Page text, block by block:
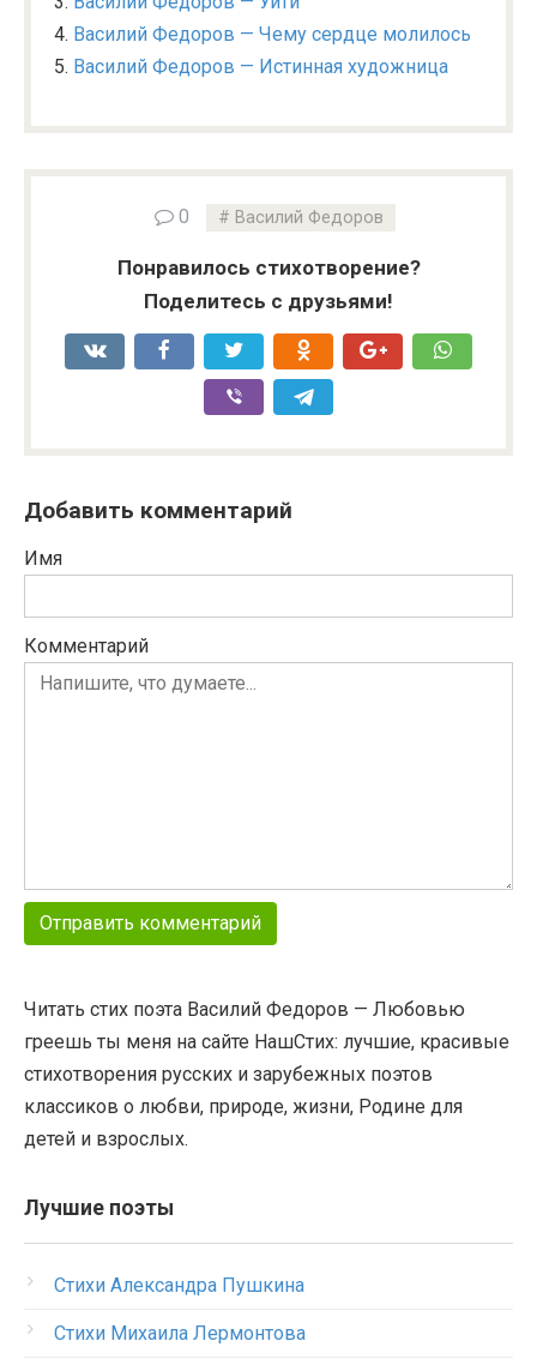
Василий Федоров — Чему сердце молилось
Василий Федоров — Истинная художница
0 Василий Федоров
Понравилось стихотворение?
Поделитесь с друзьями!
Добавить комментарий
Имя
Комментарий
Читать стих поэта Василий Федоров — Любовью
греешь ты меня на сайте НашСтих: лучшие, красивые
стихотворения русских и зарубежных поэтов
классиков о любви, природе, жизни, Родине для
детей и взрослых.
Лучшие поэты
Стихи Александра Пушкина
Стихи Михаила Лермонтова